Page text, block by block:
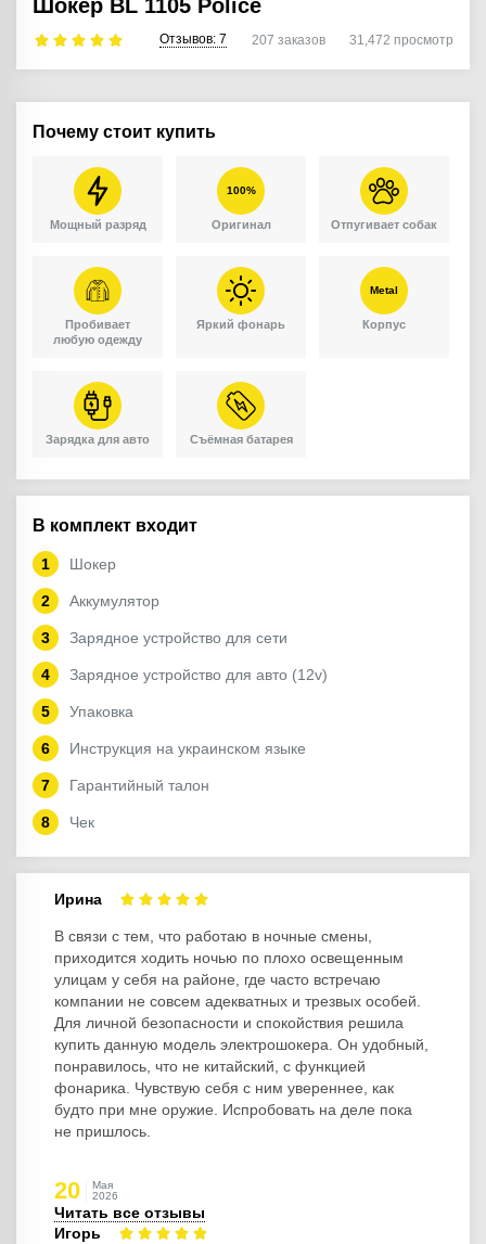
Шокер BL 1105 Police
Отзывов:7 207 заказов 31,472 просмотр
Почему стоит купить
Мощный разряд
100%
Оригинал Отпугивает собак
Пробивает
любую одежду
Яркий фонарь
Metal
Корпус
Зарядка для авто Съёмная батарея
В комплект входит
Шокер
Аккумулятор
Зарядное устройство для сети
Зарядное устройство для авто (12v)
Упаковка
Инструкция на украинском языке
Гарантийный талон
Чек
Ирина
В связи с тем, что работаю в ночные смены,
приходится ходить ночью по плохо освещенным
улицам у себя на районе, где часто встречаю
компании не совсем адекватных и трезвых особей.
Для личной безопасности и спокойствия решила
купить данную модель электрошокера. Он удобный,
понравилось, что не китайский, с функцией
фонарика. Чувствую себя с ним увереннее, как
будто при мне оружие. Испробовать на деле пока
не пришлось.
20
Мая
2026
Читать все отзывы
Игорь